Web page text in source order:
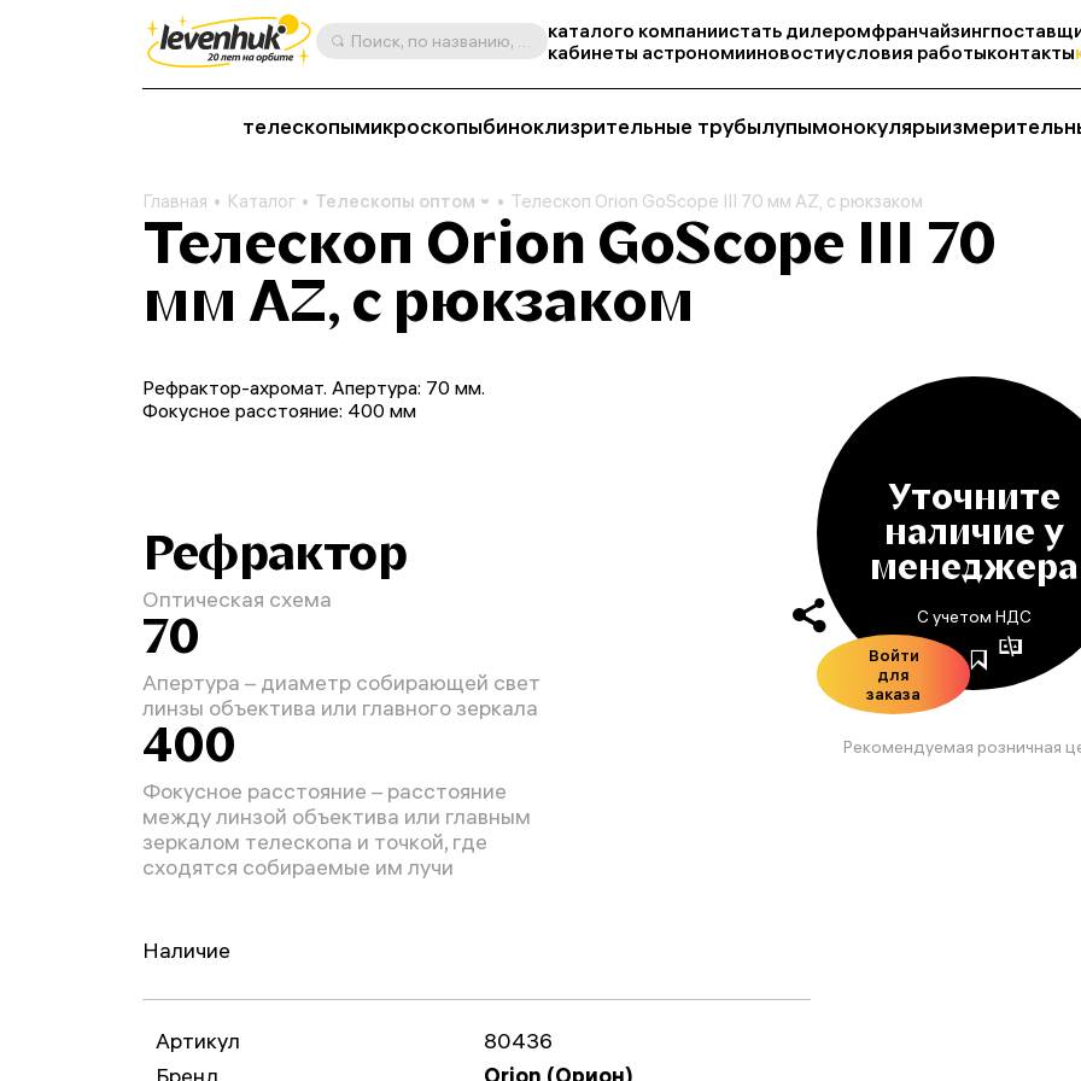
Поиск, по названию, артикулу, категории и др. каталого компаниистать дилеромфранчайзинг
кабинеты астрономииновостиусловия работыконтакты
телескопымикроскопыбиноклизрительные трубылупымонокуляры
Главная Каталог Телескопы оптом Телескоп Orion GoScope III 70 мм AZ, с рюкзаком
Телескоп Orion GoScope III 70
мм AZ, с рюкзаком
Уточните
наличие у
менеджера
С учетом НДС
Войти
для
заказа
Рекомендуемая розничная
Рефрактор-ахромат. Апертура: 70 мм.
Фокусное расстояние: 400 мм
Рефрактор
Оптическая схема
70
Апертура – диаметр собирающей свет
линзы объектива или главного зеркала
400
Фокусное расстояние – расстояние
между линзой объектива или главным
зеркалом телескопа и точкой, где
сходятся собираемые им лучи
Наличие
Артикул
80436